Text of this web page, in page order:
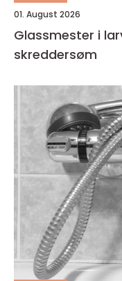
01. August 2026
Glassmester i
skreddersøm